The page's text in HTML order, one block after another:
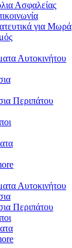
Ασφαλείας
για Μωρά
Αυτοκινήτου
Περιπάτου
Αυτοκινήτου
Περιπάτου